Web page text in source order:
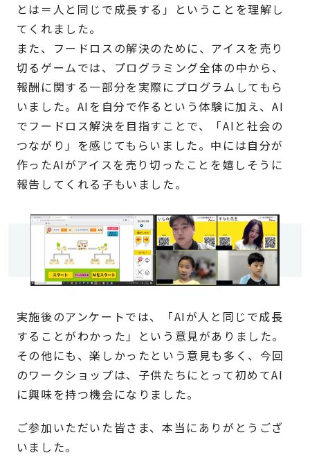
とは＝人と同じで成長する」ということを理解し
てくれました。
また、フードロスの解決のために、アイスを売り
切るゲームでは、プログラミング全体の中から、
報酬に関する一部分を実際にプログラムしてもら
いました。AIを自分で作るという体験に加え、AI
でフードロス解決を目指すことで、「AIと社会の
つながり」を感じてもらいました。中には自分が
作ったAIがアイスを売り切ったことを嬉しそうに
報告してくれる子もいました。
実施後のアンケートでは、「AIが人と同じで成長
することがわかった」という意見がありました。
その他にも、楽しかったという意見も多く、今回
のワークショップは、子供たちにとって初めてAI
に興味を持つ機会になりました。
ご参加いただいた皆さま、本当にありがとうござ
いました。